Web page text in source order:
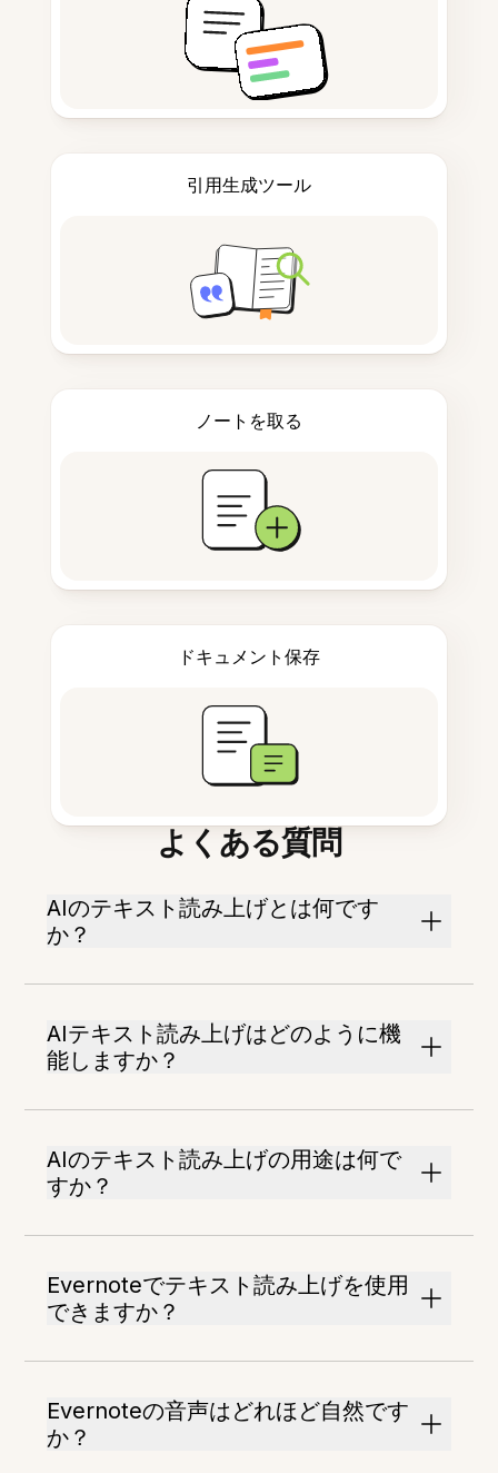
引用生成ツール
ノートを取る
ドキュメント保存
よくある質問
AIのテキスト読み上げとは何です
か？
AIテキスト読み上げはどのように機
能しますか？
AIのテキスト読み上げの用途は何で
すか？
Evernoteでテキスト読み上げを使用
できますか？
Evernoteの音声はどれほど自然です
か？